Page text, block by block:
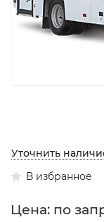
Уточнить
В избранное
Цена: по